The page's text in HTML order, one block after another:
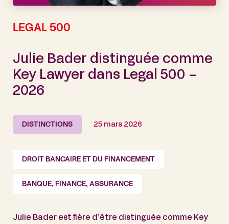
LEGAL 500
Julie Bader distinguée comme
Key Lawyer dans Legal 500 –
2026
DISTINCTIONS 25 mars 2026
DROIT BANCAIRE ET DU FINANCEMENT
BANQUE, FINANCE, ASSURANCE
Julie Bader est fière d’être distinguée comme Key